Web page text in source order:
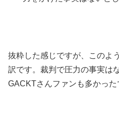
抜粋した感じですが、このよ
訳です。裁判で圧力の事実は
GACKTさんファンも多かった